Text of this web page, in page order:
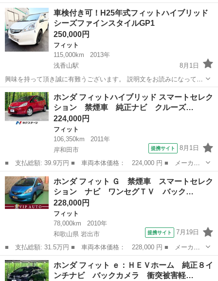
ー名： ホンダ ■ 車種名： フィットハイブリッド ■ グレード
名： Ｌ ホンダセンシング 純正ＳＤナビ バックカメラ 衝突被
害軽減シス...
大阪 寝屋川市 フィット
車検付き可！H25年式フィットハイブリッド
シーズファインスタイルGP1
250,000円
フィット
115,000km
2013年
浅香山駅
8月1日
興味を持って頂き誠に有難うございます。 説明文をお読みになってか
らご購入宜しくお願い致します。 車両説明 中古車の為傷、凹み等、車
内のスレ、シミ、ヨレなどあるとお考え下さい。現状販売になります
のでご質問等よろしくお願い致し...
大阪 堺市 浅香山駅 フィット 車両
ホンダ フィットハイブリッド スマートセレク
ション 禁煙車 純正ナビ クルーズ…
224,000円
フィット
106,350km
2011年
岸和田市
提携サイト 8月1日
■ 支払総額: 39.9万円 ■ 車両本体価格： 224,000 円 ■ メーカー
名： ホンダ ■ 車種名： フィットハイブリッド ■ グレード
名： スマートセレクション 禁煙車 純正ナビ クルーズコントロ
ール スマートキ...
大阪 岸和田市 フィット
ホンダ フィット Ｇ 禁煙車 スマートセレク
ション ナビ ワンセグＴＶ バック…
228,000円
フィット
78,000km
2010年
和歌山県 岩出市
提携サイト 7月19日
■ 支払総額: 31.5万円 ■ 車両本体価格： 228,000 円 ■ メーカー
名： ホンダ ■ 車種名： フィット ■ グレード名： Ｇ 禁煙
車 スマートセレクション ナビ ワンセグＴＶ バックカメラ ス
マートキー Ｅ...
和歌山 岩出市 フィット
ホンダ フィット ｅ：ＨＥＶホーム 純正８イ
ンチナビ バックカメラ 衝突被害軽…